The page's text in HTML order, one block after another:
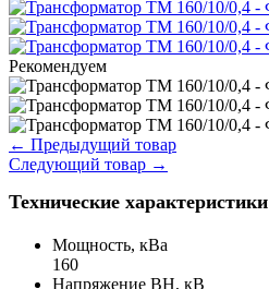
Рекомендуем
← Предыдущий товар
Следующий товар →
Технические характеристики
Мощность, кВа
160
Напряжение ВН, кВ